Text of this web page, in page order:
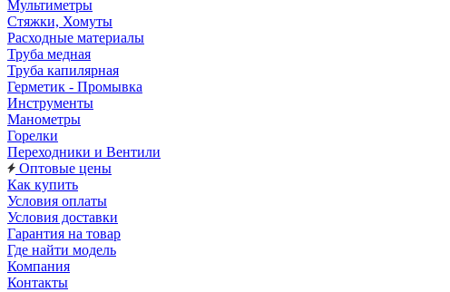
Мультиметры
Стяжки, Хомуты
Расходные материалы
Труба медная
Труба капилярная
Герметик - Промывка
Инструменты
Манометры
Горелки
Переходники и Вентили
Оптовые цены
Как купить
Условия оплаты
Условия доставки
Гарантия на товар
Где найти модель
Компания
Контакты